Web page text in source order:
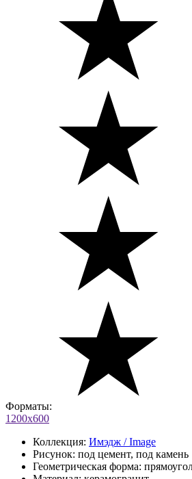
Форматы:
1200х600
Коллекция: Имэдж / Image
Рисунок: под цемент, под камень
Геометрическая форма: